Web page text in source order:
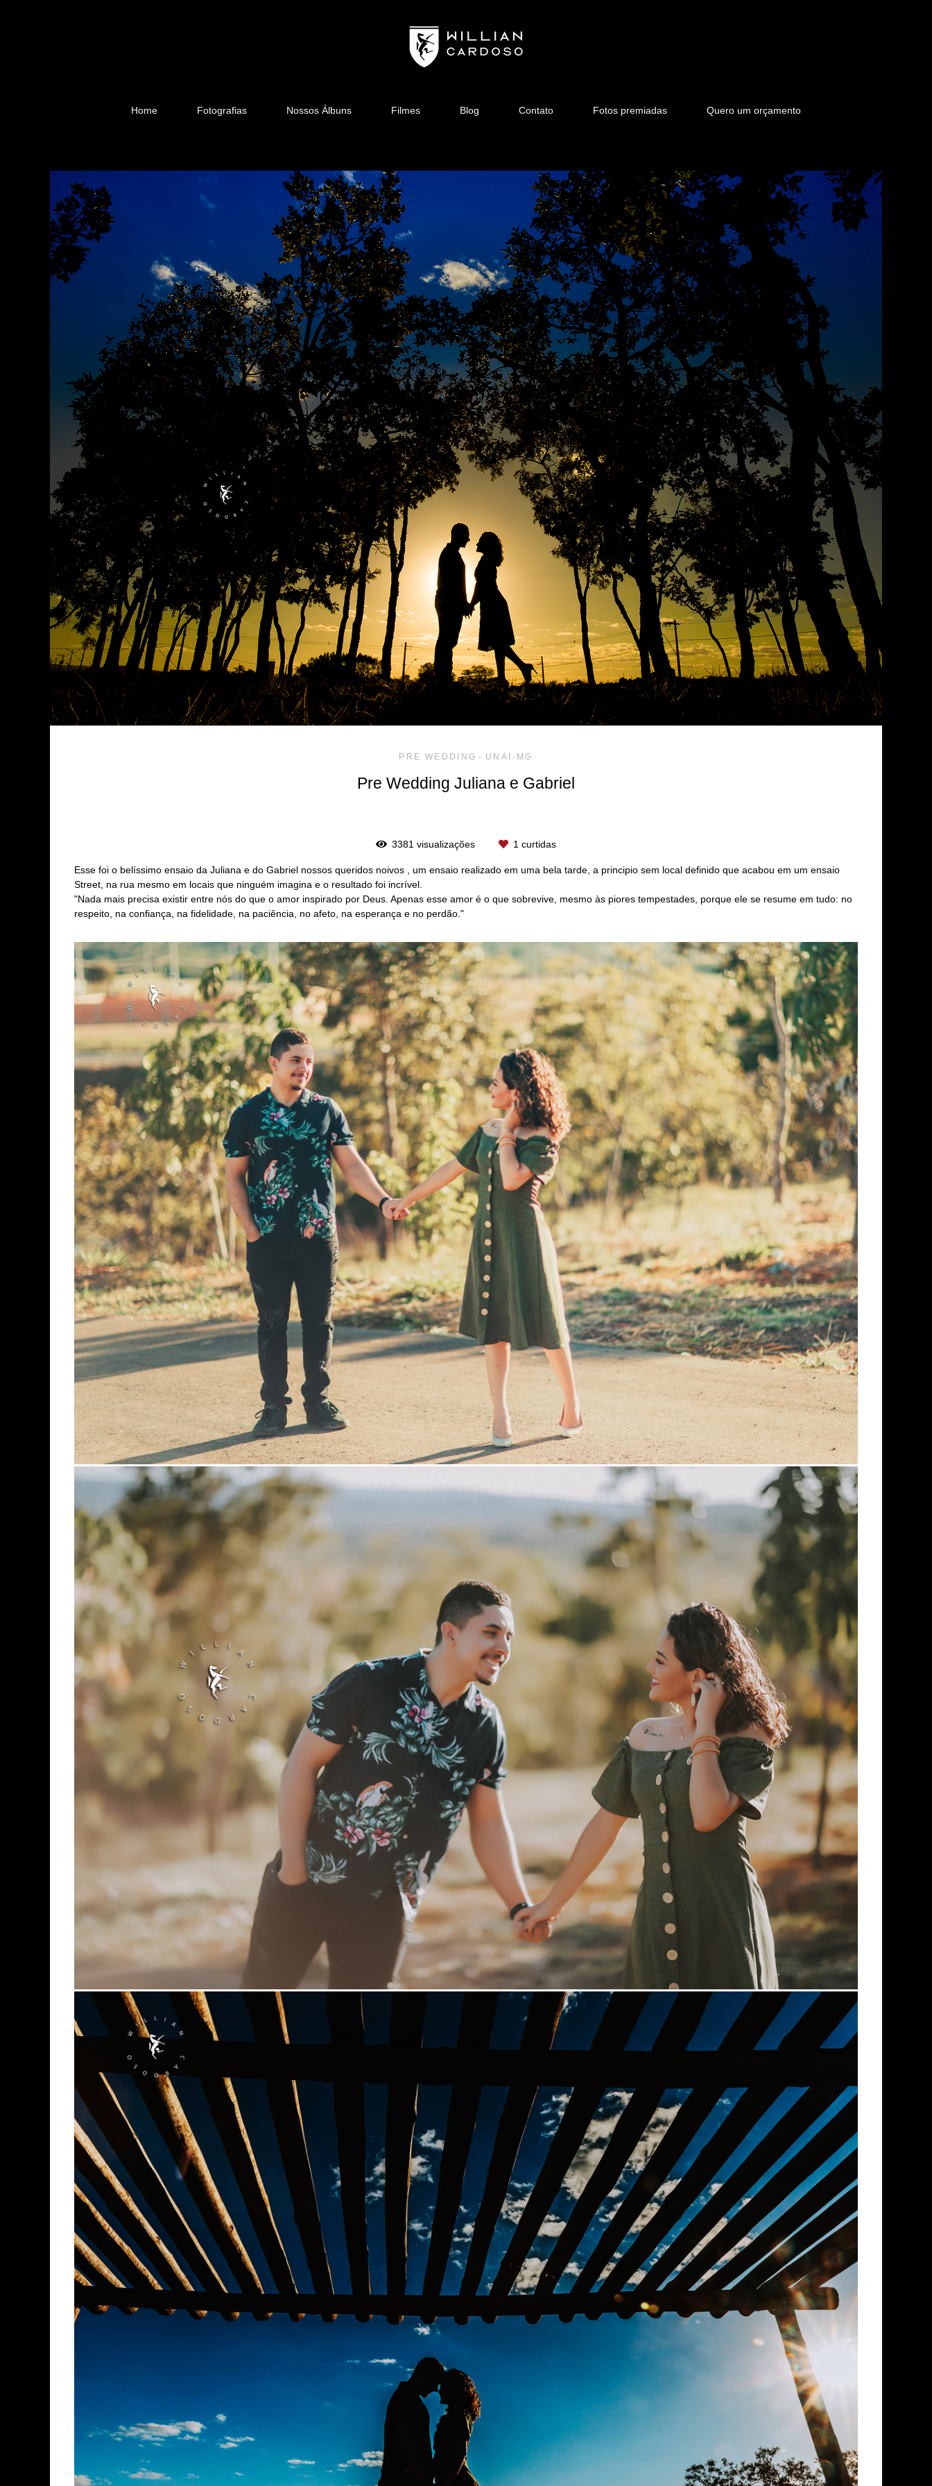
Home Fotografias Nossos Álbuns Filmes Blog Contato Fotos premiadas Quero um orçamento
PRE WEDDING UNAI-MG
Pre Wedding Juliana e Gabriel
3381 visualizações 1 curtidas
Esse foi o belíssimo ensaio da Juliana e do Gabriel nossos queridos noivos , um ensaio realizado em uma bela tarde, a principio sem local definido que acabou em um ensaio
Street, na rua mesmo em locais que ninguém imagina e o resultado foi incrível.
"Nada mais precisa existir entre nós do que o amor inspirado por Deus. Apenas esse amor é o que sobrevive, mesmo às piores tempestades, porque ele se resume em tudo: no
respeito, na confiança, na fidelidade, na paciência, no afeto, na esperança e no perdão."